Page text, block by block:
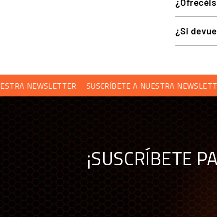
COMPATIBILIDAD
El Simagic FX Pro está diseñado para PC y se
PlayStation ni Xbox.
PREGUNTAS FRECUENTES
¿Si
SUSCRÍBETE A NUESTRA NEWSLETTER
¡SUSCRÍBETE